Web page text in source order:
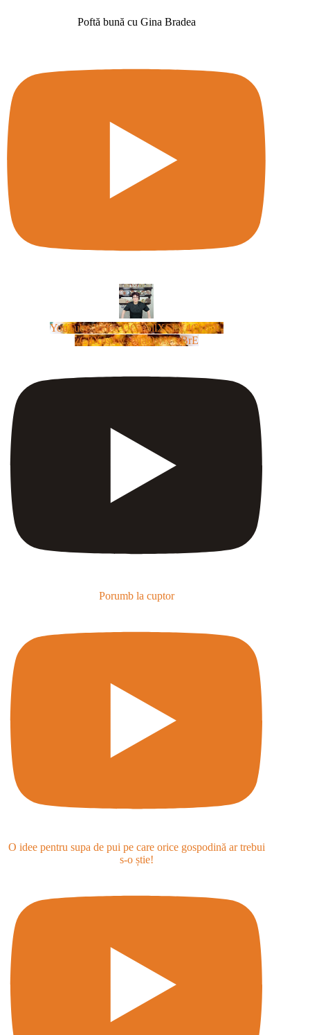
Poftă bună cu Gina Bradea
YouTube Video UCm5llXSLY4CyCX-
zC8XosTw_huaQwN_rBrE
Porumb la cuptor
O idee pentru supa de pui pe care orice gospodină ar trebui
s-o știe!